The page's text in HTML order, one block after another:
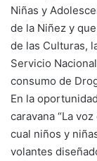
Niñas y
de la Niñez y
de las Culturas,
Servicio
consumo de
En la
caravana “La
cual niños y
volantes